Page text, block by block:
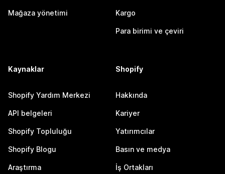
Mağaza yönetimi Kargo
Para birimi ve çeviri
Kaynaklar
Shopify Yardım Merkezi
API belgeleri
Shopify Topluluğu
Shopify Blogu
Araştırma
Shopify
Hakkında
Kariyer
Yatırımcılar
Basın ve medya
İş Ortakları